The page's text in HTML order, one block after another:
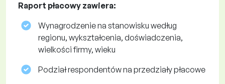
Raport płacowy zawiera:
Wynagrodzenie na stanowisku według
regionu, wykształcenia, doświadczenia,
wielkości firmy, wieku
Podział respondentów na przedziały płacowe